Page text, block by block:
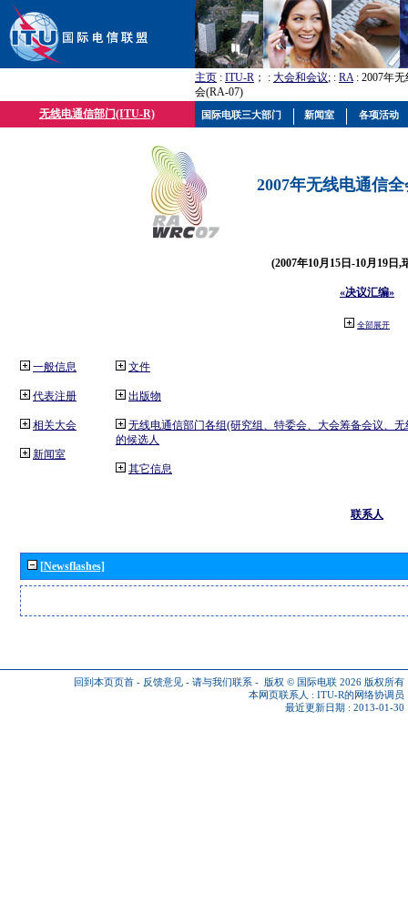
主页 : ITU-R ； : 大会和会议; : RA: 2007年
会(RA-07)
无线电通信部门(ITU-R)
2007年无线电通信
(2007年10月15日-10月19日,
«决议汇编»
全部展开
一般信息
代表注册
相关大会
新闻室
文件
出版物
无线电通信部门各组(研究组、特委会、大会筹备会议、
的候选人
其它信息
联系人
[Newsflashes]
回到本页页首 - 反馈意见 - 请与我们联系 - 版权 © 国际电联 2026 版权所有
本网页联系人 : ITU-R的网络协调员
最近更新日期 : 2013-01-30
国际电联三大部门 新闻室 各项活动